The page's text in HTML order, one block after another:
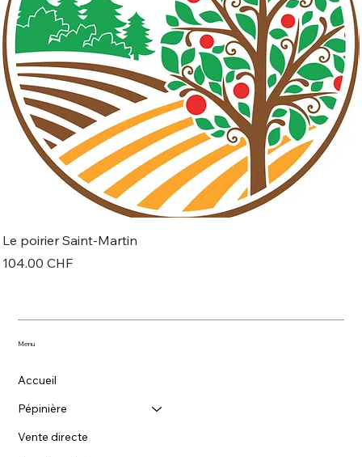
Le poirier Saint-Martin
Prix
104.00 CHF
Menu
Accueil
Pépinière
Vente directe